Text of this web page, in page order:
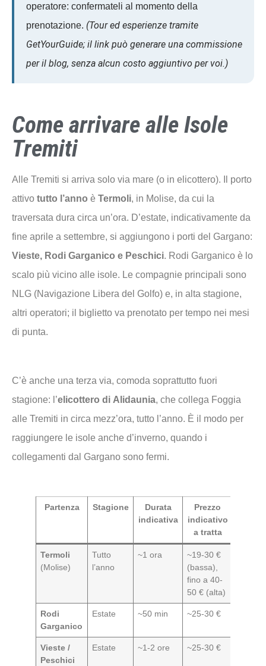
operatore: confermateli al momento della
prenotazione. (Tour ed esperienze tramite
GetYourGuide; il link può generare una commissione
per il blog, senza alcun costo aggiuntivo per voi.)
Come arrivare alle Isole
Tremiti
Alle Tremiti si arriva solo via mare (o in elicottero). Il porto
attivo tutto l’anno è Termoli, in Molise, da cui la
traversata dura circa un’ora. D’estate, indicativamente da
fine aprile a settembre, si aggiungono i porti del Gargano:
Vieste, Rodi Garganico e Peschici. Rodi Garganico è lo
scalo più vicino alle isole. Le compagnie principali sono
NLG (Navigazione Libera del Golfo) e, in alta stagione,
altri operatori; il biglietto va prenotato per tempo nei mesi
di punta.
C’è anche una terza via, comoda soprattutto fuori
stagione: l’elicottero di Alidaunia, che collega Foggia
alle Tremiti in circa mezz’ora, tutto l’anno. È il modo per
raggiungere le isole anche d’inverno, quando i
collegamenti dal Gargano sono fermi.
Partenza Stagione
Durata
indicativa
Prezzo
indicativo
a tratta
Termoli
(Molise)
Tutto
l’anno
~1 ora
~19-30 €
(bassa),
fino a 40-
50 € (alta)
Rodi
Garganico
Estate ~50 min ~25-30 €
Vieste /
Peschici
Estate ~1-2 ore ~25-30 €